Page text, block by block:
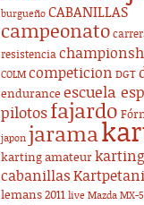
burgueño CABANILLAS
campeonato
resistencia
COLM competicion DGT
endurance escuela
pilotos fajardo
japon jarama
karting amateur karting
cabanillas
lemans 2011 live Mazda MX-5